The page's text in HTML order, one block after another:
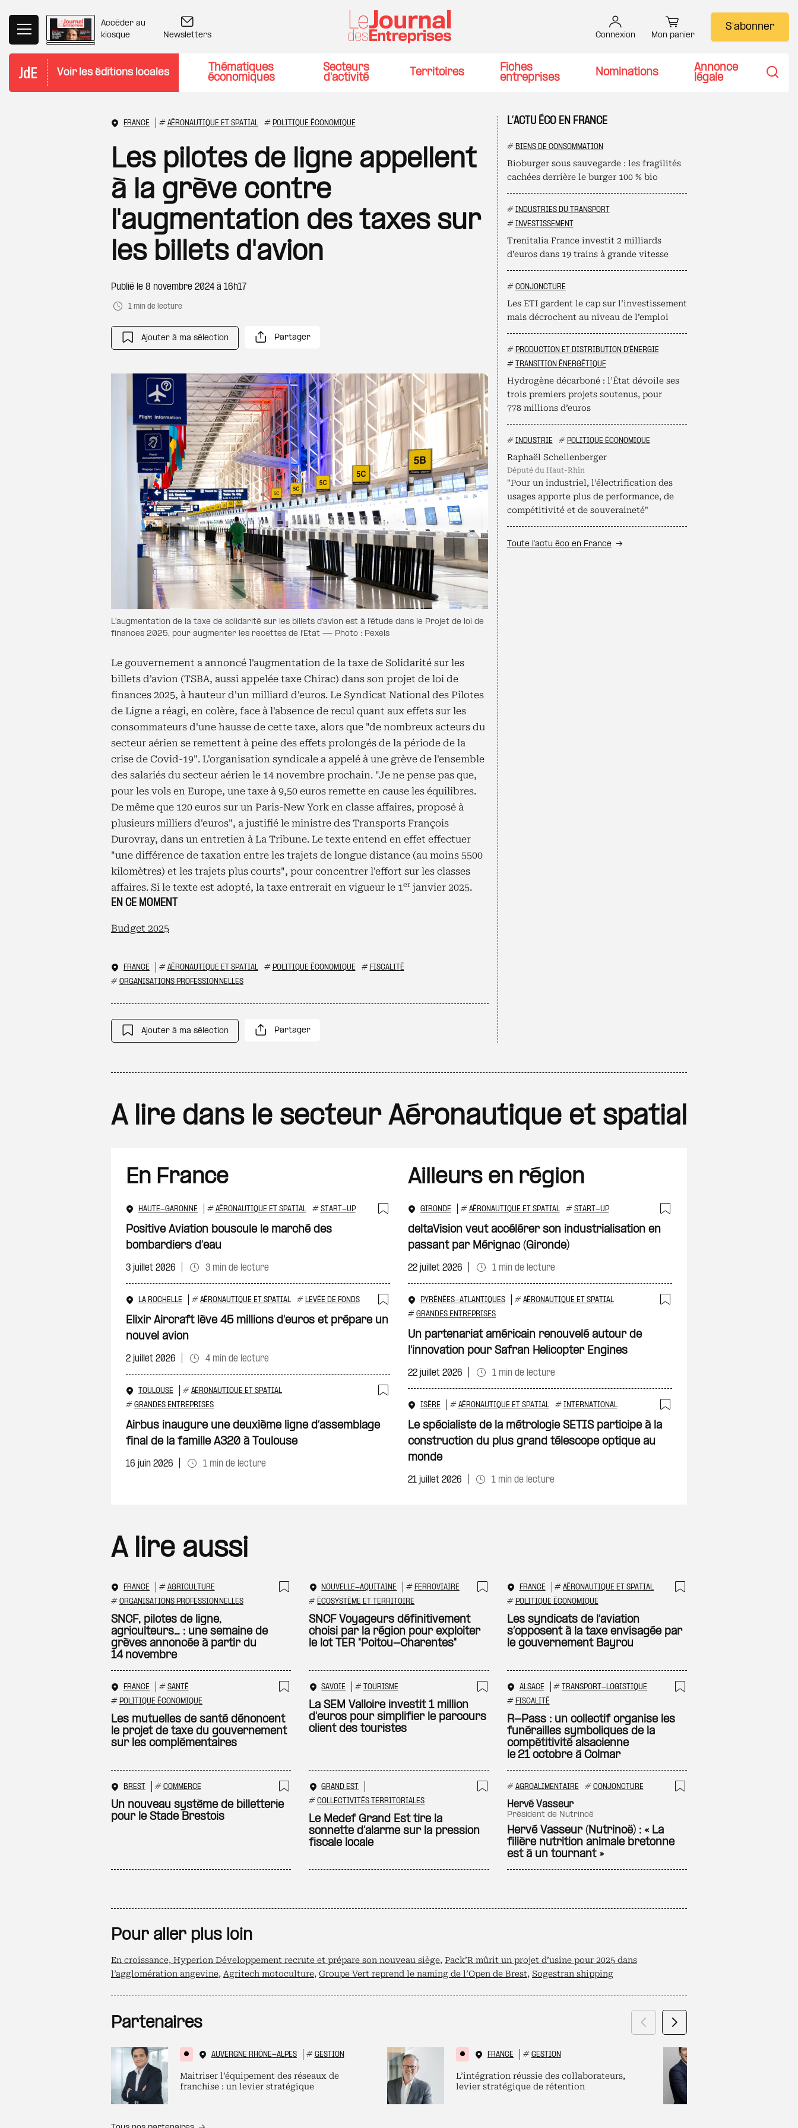
Accéder au
kiosque
Newsletters Connexion Mon panier
S'abonner
Voir les éditions locales
Thématiques
économiques
Secteurs
d'activité
Territoires
Fiches
entreprises
Nominations
Annonce
légale
FRANCE # AÉRONAUTIQUE ET SPATIAL # POLITIQUE ÉCONOMIQUE
Les pilotes de ligne appellent
à la grève contre
l'augmentation des taxes sur
les billets d'avion
Publié le 8 novembre 2024 à 16h17
1 min de lecture
Ajouter à ma sélection Partager
L'augmentation de la taxe de solidarité sur les billets d'avion est à l'étude dans le Projet de loi de
finances 2025, pour augmenter les recettes de l'Etat — Photo : Pexels
Le gouvernement a annoncé l'augmentation de la taxe de Solidarité sur les
billets d'avion (TSBA, aussi appelée taxe Chirac) dans son projet de loi de
finances 2025, à hauteur d'un milliard d'euros. Le Syndicat National des Pilotes
de Ligne a réagi, en colère, face à l'absence de recul quant aux effets sur les
consommateurs d'une hausse de cette taxe, alors que "de nombreux acteurs du
secteur aérien se remettent à peine des effets prolongés de la période de la
crise de Covid-19". L'organisation syndicale a appelé à une grève de l'ensemble
des salariés du secteur aérien le 14 novembre prochain. "Je ne pense pas que,
pour les vols en Europe, une taxe à 9,50 euros remette en cause les équilibres.
De même que 120 euros sur un Paris-New York en classe affaires, proposé à
plusieurs milliers d'euros", a justifié le ministre des Transports François
Durovray, dans un entretien à La Tribune. Le texte entend en effet effectuer
"une différence de taxation entre les trajets de longue distance (au moins 5500
kilomètres) et les trajets plus courts", pour concentrer l'effort sur les classes
affaires. Si le texte est adopté, la taxe entrerait en vigueur le 1er janvier 2025.
EN CE MOMENT
Budget 2025
FRANCE # AÉRONAUTIQUE ET SPATIAL # POLITIQUE ÉCONOMIQUE # FISCALITÉ
# ORGANISATIONS PROFESSIONNELLES
Ajouter à ma sélection Partager
L’ACTU ÉCO EN FRANCE
# BIENS DE CONSOMMATION
Bioburger sous sauvegarde : les fragilités
cachées derrière le burger 100 % bio
# INDUSTRIES DU TRANSPORT
# INVESTISSEMENT
Trenitalia France investit 2 milliards
d’euros dans 19 trains à grande vitesse
# CONJONCTURE
Les ETI gardent le cap sur l’investissement
mais décrochent au niveau de l’emploi
# PRODUCTION ET DISTRIBUTION D'ÉNERGIE
# TRANSITION ÉNERGÉTIQUE
Hydrogène décarboné : l’État dévoile ses
trois premiers projets soutenus, pour
778 millions d’euros
# INDUSTRIE # POLITIQUE ÉCONOMIQUE
Raphaël Schellenberger
député du Haut-Rhin
"Pour un industriel, l’électrification des
usages apporte plus de performance, de
compétitivité et de souveraineté"
Toute l’actu éco en France
A lire dans le secteur Aéronautique et spatial
En France
HAUTE-GARONNE # AÉRONAUTIQUE ET SPATIAL # START-UP
Ajouter à ma sélection
Positive Aviation bouscule le marché des
bombardiers d’eau
3 juillet 2026 3 min de lecture
LA ROCHELLE # AÉRONAUTIQUE ET SPATIAL # LEVÉE DE FONDS
Ajouter à ma sélection
Elixir Aircraft lève 45 millions d'euros et prépare un
nouvel avion
2 juillet 2026 4 min de lecture
TOULOUSE # AÉRONAUTIQUE ET SPATIAL
# GRANDES ENTREPRISES Ajouter à ma sélection
Airbus inaugure une deuxième ligne d’assemblage
final de la famille A320 à Toulouse
16 juin 2026 1 min de lecture
Ailleurs en région
GIRONDE # AÉRONAUTIQUE ET SPATIAL # START-UP
Ajouter à ma
deltaVision veut accélérer son industrialisation en
passant par Mérignac (Gironde)
22 juillet 2026 1 min de lecture
PYRÉNÉES-ATLANTIQUES # AÉRONAUTIQUE ET SPATIAL
# GRANDES ENTREPRISES
Un partenariat américain renouvelé autour de
l'innovation pour Safran Helicopter Engines
22 juillet 2026 1 min de lecture
ISÈRE # AÉRONAUTIQUE ET SPATIAL # INTERNATIONAL
Ajouter à ma
Le spécialiste de la métrologie SETIS participe à la
construction du plus grand télescope optique au
monde
21 juillet 2026 1 min de lecture
A lire aussi
FRANCE # AGRICULTURE
# ORGANISATIONS PROFESSIONNELLES Ajouter à ma sélection
SNCF, pilotes de ligne,
agriculteurs… : une semaine de
grèves annoncée à partir du
14 novembre
NOUVELLE-AQUITAINE # FERROVIAIRE
#ÉCOSYSTÈME ET TERRITOIRE Ajouter à ma sélection
SNCF Voyageurs définitivement
choisi par la région pour exploiter
le lot TER "Poitou-Charentes"
FRANCE #AÉRONAUTIQUE ET SPATIAL
# POLITIQUE ÉCONOMIQUE
Les syndicats de l’aviation
s’opposent à la taxe envisagée par
le gouvernement Bayrou
FRANCE # SANTÉ
# POLITIQUE ÉCONOMIQUE Ajouter à ma sélection
Les mutuelles de santé dénoncent
le projet de taxe du gouvernement
sur les complémentaires
SAVOIE # TOURISME
Ajouter à ma sélection
La SEM Valloire investit 1 million
d'euros pour simplifier le parcours
client des touristes
ALSACE # TRANSPORT-LOGISTIQUE
# FISCALITÉ
R-Pass : un collectif organise les
funérailles symboliques de la
compétitivité alsacienne
le 21 octobre à Colmar
BREST # COMMERCE
Ajouter à ma sélection
Un nouveau système de billetterie
pour le Stade Brestois
GRAND EST
#COLLECTIVITÉS TERRITORIALES Ajouter à ma sélection
Le Medef Grand Est tire la
sonnette d’alarme sur la pression
fiscale locale
# AGROALIMENTAIRE # CONJONCTURE
Hervé Vasseur
président de Nutrinoë
Hervé Vasseur (Nutrinoë) : « La
filière nutrition animale bretonne
est à un tournant »
Pour aller plus loin
En croissance, Hyperion Développement recrute et prépare son nouveau siège, Pack’R mûrit un projet d’usine pour 2025 dans
l’agglomération angevine, Agritech motoculture, Groupe Vert reprend le naming de l’Open de Brest, Sogestran shipping
Partenaires
AUVERGNE RHÔNE-ALPES # GESTION
Maitriser l’équipement des réseaux de
franchise : un levier stratégique
FRANCE # GESTION
L’intégration réussie des collaborateurs,
levier stratégique de rétention
Précédent
Suivant